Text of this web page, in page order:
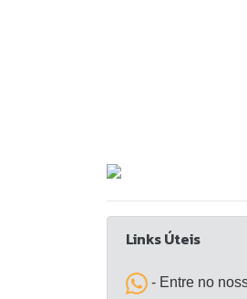
Links Úteis
- Entre no